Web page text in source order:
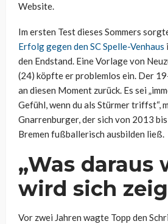
Website.
Im ersten Test dieses Sommers
Erfolg gegen den SC Spelle-Venhaus
den Endstand. Eine Vorlage von
(24) köpfte er problemlos ein. Der
an diesen Moment zurück. Es sei
Gefühl, wenn du als Stürmer triffst“,
Gnarrenburger, der sich von 2013
Bremen fußballerisch ausbilden ließ.
„Was daraus
wird sich
Vor zwei Jahren wagte Topp den